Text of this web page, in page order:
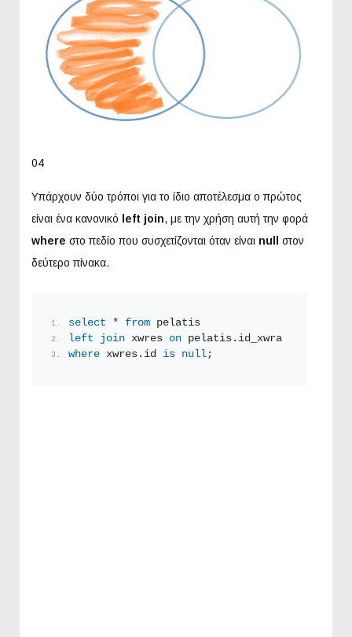
04
Υπάρχουν δύο τρόποι για το ίδιο αποτέλεσμα ο πρώτος
είναι ένα κανονικό left join, με την χρήση αυτή την φορά
where στο πεδίο που συσχετίζονται όταν είναι null στον
δεύτερο πίνακα.
select * from pelatis
left
join xwres on pelatis.id_xwra = xwres.id
where xwres.id is null ;